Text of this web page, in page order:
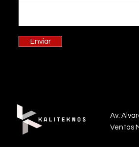
Enviar
Av.
Ventas